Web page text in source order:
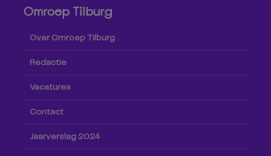
Omroep Tilburg
Over Omroep Tilburg
Redactie
Vacatures
Contact
Jaarverslag 2024